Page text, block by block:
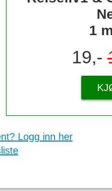
1
19,-
Logg inn her